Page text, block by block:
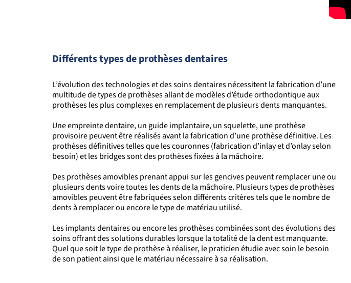
Différents types de prothèses dentaires
L’évolution des technologies et des soins dentaires nécessitent la fabrication d’une
multitude de types de prothèses allant de modèles d’étude orthodontique aux
prothèses les plus complexes en remplacement de plusieurs dents manquantes.
Une empreinte dentaire, un guide implantaire, un squelette, une prothèse
provisoire peuvent être réalisés avant la fabrication d’une prothèse définitive. Les
prothèses définitives telles que les couronnes (fabrication d’inlay et d’onlay selon
besoin) et les bridges sont des prothèses fixées à la mâchoire.
Des prothèses amovibles prenant appui sur les gencives peuvent remplacer une ou
plusieurs dents voire toutes les dents de la mâchoire. Plusieurs types de prothèses
amovibles peuvent être fabriquées selon différents critères tels que le nombre de
dents à remplacer ou encore le type de matériau utilisé.
Les implants dentaires ou encore les prothèses combinées sont des évolutions des
soins offrant des solutions durables lorsque la totalité de la dent est manquante.
Quel que soit le type de prothèse à réaliser, le praticien étudie avec soin le besoin
de son patient ainsi que le matériau nécessaire à sa réalisation.